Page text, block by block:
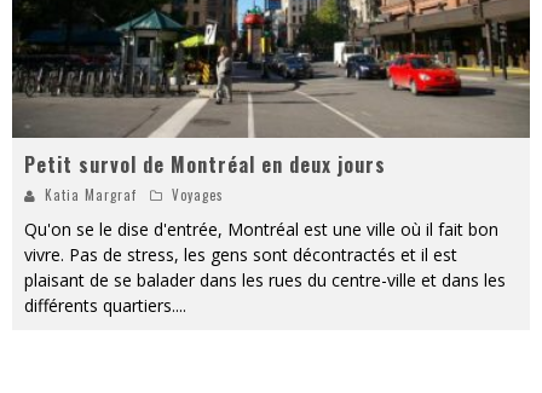
« Le Vent dand les Saules » - Une Belle Histoire !
« Damn Them All » - Un duo de Choc !
Yoshi and the mysterious book
Petit survol de Montréal en deux jours
Katia Margraf Voyages
Qu'on se le dise d'entrée, Montréal est une ville où il fait bon
vivre. Pas de stress, les gens sont décontractés et il est
plaisant de se balader dans les rues du centre-ville et dans les
différents quartiers....